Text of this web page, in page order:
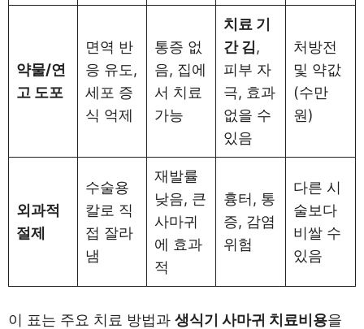
약물/연
고 도포
면역 반
응 유도,
세포 증
식 억제
통증 없
음, 집에
서 치료
가능
치료 기
간 김 ,
피부 자
극, 효과
없을 수
있음
처방전
및 약값
(수만
원)
외과적
절제
수술용
칼로 직
접 잘라
냄
재발률
낮음, 큰
사마귀
에 효과
적
흉터, 통
증, 감염
위험
다른 시
술보다
비쌀 수
있음
이 표는 주요 치료 방법과 생식기 사마귀 치료비용을